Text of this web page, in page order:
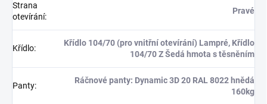
Strana
otevírání:
Pravé
Křídlo:
Křídlo 104/70 (pro vnitřní otevírání) Lampré, Křídlo
104/70 Z Šedá hmota s těsněním
Panty:
Ráčnové panty: Dynamic 3D 20 RAL 8022 hnědá
160kg